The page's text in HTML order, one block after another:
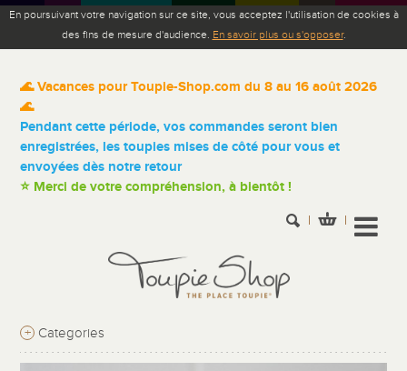
En poursuivant votre navigation sur ce site, vous acceptez l'utilisation de cookies à
des fins de mesure d'audience. En savoir plus ou s'opposer.
🌊 Vacances pour Toupie-Shop.com du 8 au 16 août 2026
🌊
Pendant cette période, vos commandes seront bien
enregistrées, les toupies mises de côté pour vous et
envoyées dès notre retour
⭐ Merci de votre compréhension, à bientôt !
+ Categories